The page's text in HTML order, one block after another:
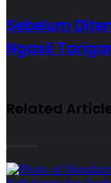
Sebelum
Ngasil
Related